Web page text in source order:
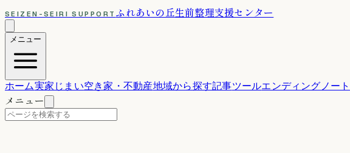
SEIZEN-SEIRI SUPPORT ふれあいの丘生前整理支援センター
メニュー
ホーム実家じまい空き家・不動産地域から探す記事ツールエンディングノート
メニュー